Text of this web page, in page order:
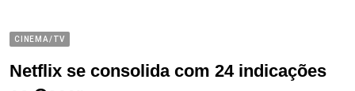
CINEMA/TV
Netflix se consolida com 24 indicações